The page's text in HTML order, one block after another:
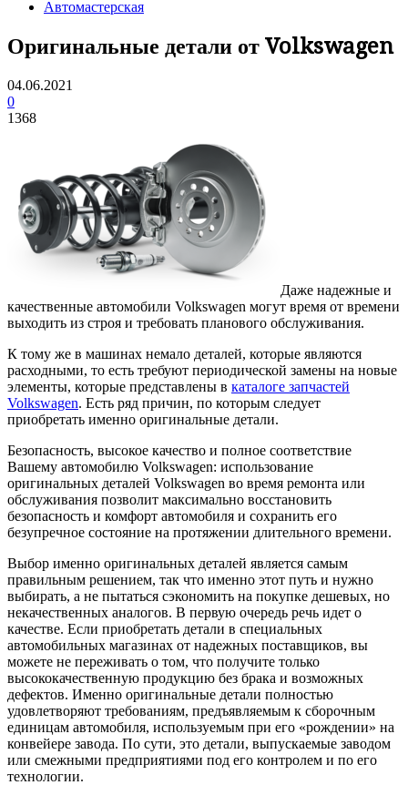
Автомастерская
Оригинальные детали от Volkswagen
04.06.2021
0
1368
Даже надежные и
качественные автомобили Volkswagen могут время от времени
выходить из строя и требовать планового обслуживания.
К тому же в машинах немало деталей, которые являются
расходными, то есть требуют периодической замены на новые
элементы, которые представлены в каталоге запчастей
Volkswagen. Есть ряд причин, по которым следует
приобретать именно оригинальные детали.
Безопасность, высокое качество и полное соответствие
Вашему автомобилю Volkswagen: использование
оригинальных деталей Volkswagen во время ремонта или
обслуживания позволит максимально восстановить
безопасность и комфорт автомобиля и сохранить его
безупречное состояние на протяжении длительного времени.
Выбор именно оригинальных деталей является самым
правильным решением, так что именно этот путь и нужно
выбирать, а не пытаться сэкономить на покупке дешевых, но
некачественных аналогов. В первую очередь речь идет о
качестве. Если приобретать детали в специальных
автомобильных магазинах от надежных поставщиков, вы
можете не переживать о том, что получите только
высококачественную продукцию без брака и возможных
дефектов. Именно оригинальные детали полностью
удовлетворяют требованиям, предъявляемым к сборочным
единицам автомобиля, используемым при его «рождении» на
конвейере завода. По сути, это детали, выпускаемые заводом
или смежными предприятиями под его контролем и по его
технологии.